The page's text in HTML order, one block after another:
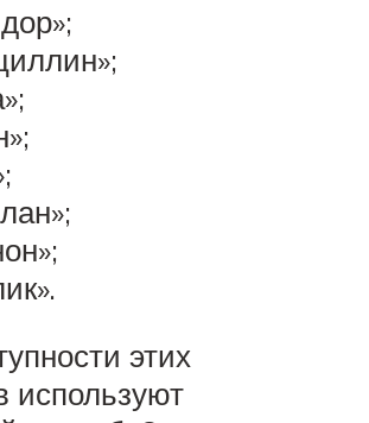
этих
используют